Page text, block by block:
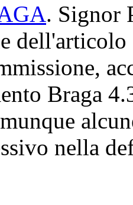
. Signor
dell'articolo
Braga
nella